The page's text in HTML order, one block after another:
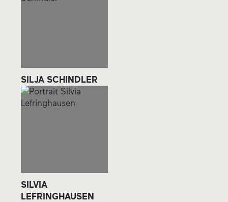
SILJA SCHINDLER
SILVIA
LEFRINGHAUSEN